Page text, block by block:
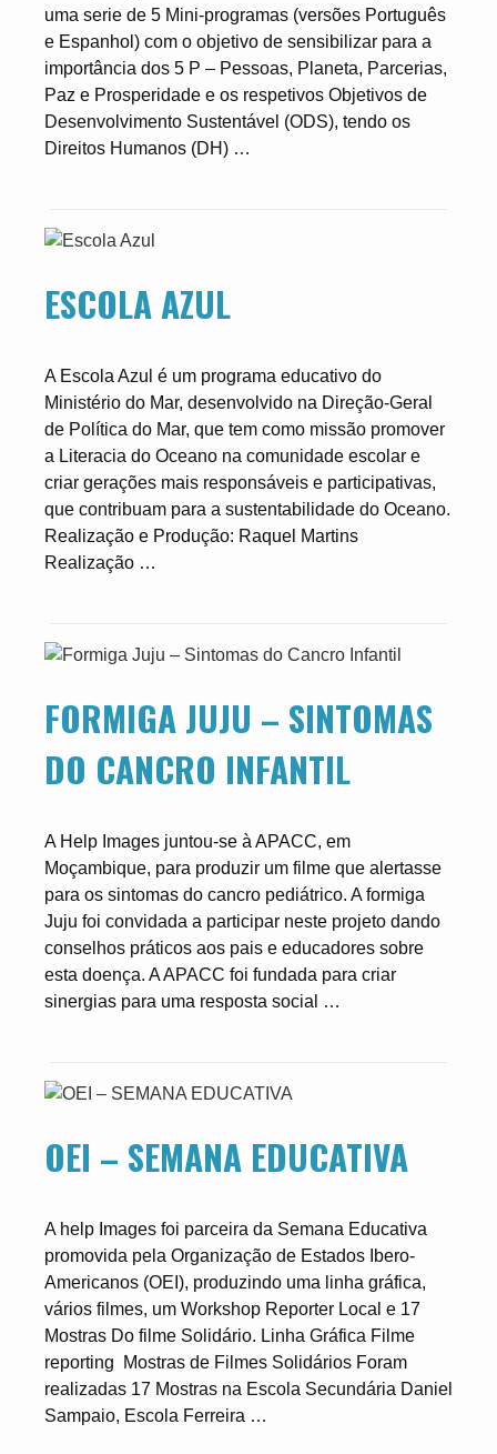
uma serie de 5 Mini-programas (versões Português
e Espanhol) com o objetivo de sensibilizar para a
importância dos 5 P – Pessoas, Planeta, Parcerias,
Paz e Prosperidade e os respetivos Objetivos de
Desenvolvimento Sustentável (ODS), tendo os
Direitos Humanos (DH) …
ESCOLA AZUL
A Escola Azul é um programa educativo do
Ministério do Mar, desenvolvido na Direção-Geral
de Política do Mar, que tem como missão promover
a Literacia do Oceano na comunidade escolar e
criar gerações mais responsáveis e participativas,
que contribuam para a sustentabilidade do Oceano.
Realização e Produção: Raquel Martins
Realização …
FORMIGA JUJU – SINTOMAS
DO CANCRO INFANTIL
A Help Images juntou-se à APACC, em
Moçambique, para produzir um filme que alertasse
para os sintomas do cancro pediátrico. A formiga
Juju foi convidada a participar neste projeto dando
conselhos práticos aos pais e educadores sobre
esta doença. A APACC foi fundada para criar
sinergias para uma resposta social …
OEI – SEMANA EDUCATIVA
A help Images foi parceira da Semana Educativa
promovida pela Organização de Estados Ibero-
Americanos (OEI), produzindo uma linha gráfica,
vários filmes, um Workshop Reporter Local e 17
Mostras Do filme Solidário. Linha Gráfica Filme
reporting Mostras de Filmes Solidários Foram
realizadas 17 Mostras na Escola Secundária Daniel
Sampaio, Escola Ferreira …